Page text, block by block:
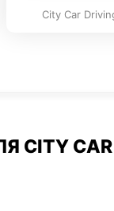
City Car
CAR